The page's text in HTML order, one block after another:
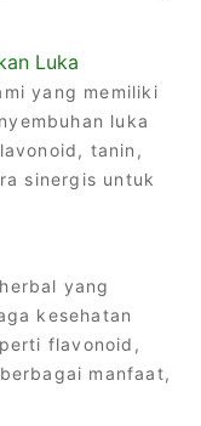
Luka
yang memiliki
luka
tanin,
sinergis untuk
yang
kesehatan
flavonoid,
manfaat,